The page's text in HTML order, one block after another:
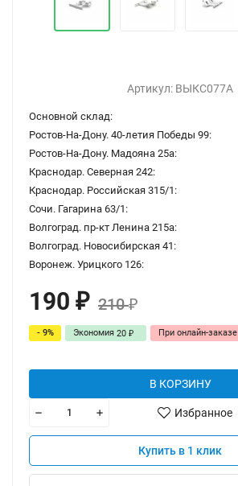
Артикул: ВЫКС077А
Основной склад:
Ростов-На-Дону. 40-летия Победы 99:
Ростов-На-Дону. Мадояна 25а:
Краснодар. Северная 242:
Краснодар. Российская 315/1:
Сочи. Гагарина 63/1:
Волгоград. пр-кт Ленина 215а:
Волгоград. Новосибирская 41:
Воронеж. Урицкого 126:
190 ₽ 210₽
- 9% Экономия 20 ₽ При онлайн-заказе
В КОРЗИНУ
Избранное
Купить в 1 клик